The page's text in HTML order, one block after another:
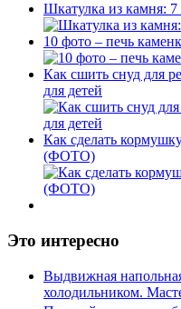
Шкатулка из камня:
10 фото – печь
Как сшить снуд для
для детей
Как сделать
(ФОТО)
Это интересно
Выдвижная
холодильником.